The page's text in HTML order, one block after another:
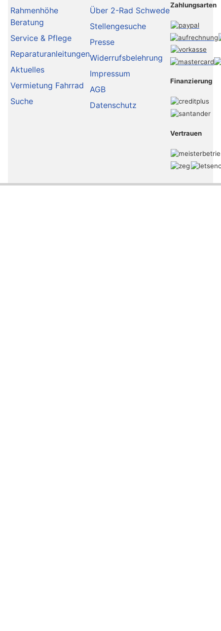
Rahmenhöhe
Beratung
Service & Pflege
Reparaturanleitungen
Aktuelles
Vermietung Fahrrad
Suche
Über 2-Rad Schwede
Stellengesuche
Presse
Widerrufsbelehrung
Impressum
AGB
Datenschutz
Zahlungsarten
Finanzierung
Vertrauen